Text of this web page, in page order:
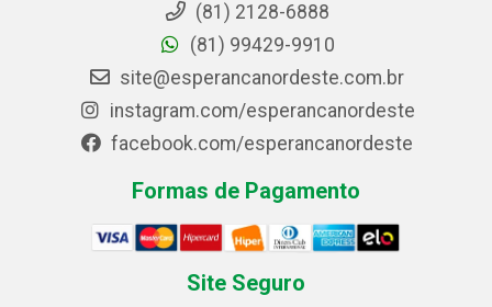
(81) 2128-6888
(81) 99429-9910
site@esperancanordeste.com.br
instagram.com/esperancanordeste
facebook.com/esperancanordeste
Formas de Pagamento
Site Seguro